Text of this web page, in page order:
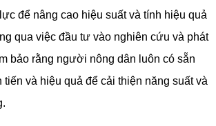
để nâng cao hiệu suất và tính hiệu quả
qua việc đầu tư vào nghiên cứu và phát
bảo rằng người nông dân luôn có sẵn
tiến và hiệu quả để cải thiện năng suất và